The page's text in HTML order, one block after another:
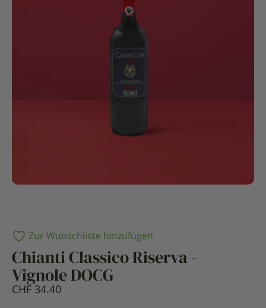
Zur Wunschliste hinzufügen
Chianti Classico Riserva -
Vignole DOCG
CHF 34.40